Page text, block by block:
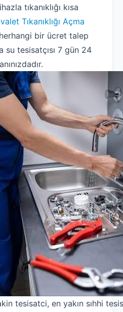
tıkanıklığı kısa
Tıkanıklığı Açma
bir ücret talep
su tesisatçısı 7 gün 24
tesisatci, en yakın sıhhi